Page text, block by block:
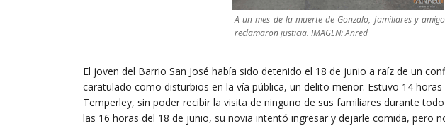
A un mes de la muerte de Gonzalo, familiares y
reclamaron justicia. IMAGEN: Anred
El joven del Barrio San José había sido detenido el 18 de junio a raíz de un
caratulado como disturbios en la vía pública, un delito menor. Estuvo 14
Temperley, sin poder recibir la visita de ninguno de sus familiares durante
las 16 horas del 18 de junio, su novia intentó ingresar y dejarle comida, pero